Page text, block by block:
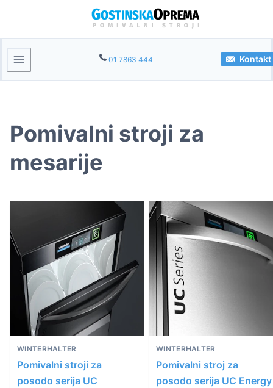
01 7863 444 Kontakt
Pomivalni stroji za
mesarije
WINTERHALTER
Pomivalni stroji za
posodo serija UC
WINTERHALTER
Pomivalni stroj za
posodo serija UC Energy